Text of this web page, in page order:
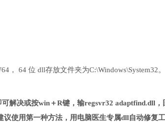
， 64 位 dll存放文件夹为C:\Windows\System32。
解决或按win＋R键，输regsvr32 adaptfind.dll，
使用第一种方法，用电脑医生专属dll自动修复工